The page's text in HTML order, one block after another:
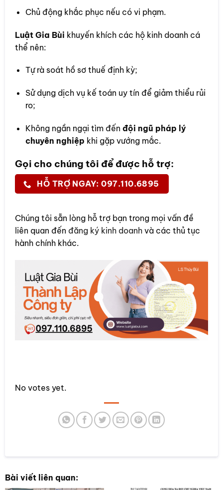
Chủ động khắc phục nếu có vi phạm.
Luật Gia Bùi khuyến khích các hộ kinh doanh cá
thể nên:
Tự rà soát hồ sơ thuế định kỳ;
Sử dụng dịch vụ kế toán uy tín để giảm thiểu rủi
ro;
Không ngần ngại tìm đến đội ngũ pháp lý
chuyên nghiệp khi gặp vướng mắc.
Gọi cho chúng tôi để được hỗ trợ:
HỖ TRỢ NGAY: 097.110.6895
Chúng tôi sẵn lòng hỗ trợ bạn trong mọi vấn đề
liên quan đến đăng ký kinh doanhvà các thủ tục
hành chính khác.
SUBMIT RATING
No votes yet.
Bài viết liên quan: